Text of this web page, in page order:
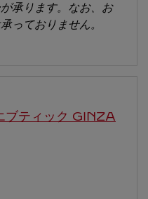
承ります。なお、お
っておりません。
ブティック GINZA